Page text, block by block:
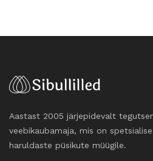
Aastast 2005 järjepidevalt
veebikaubamaja, mis on
haruldaste püsikute müügile.